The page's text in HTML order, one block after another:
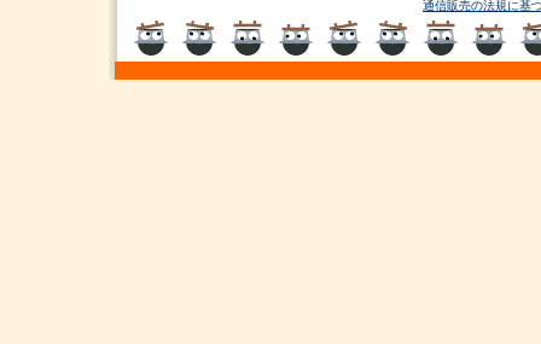
通信販売の法規に基